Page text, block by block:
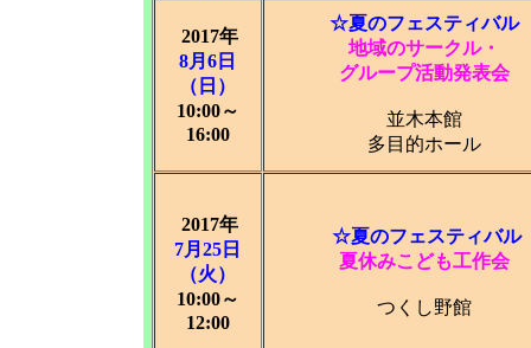
2017年
8月6日
（日）
10:00～
16:00
☆夏のフェスティバル
地域のサークル・
グループ活動発表会
並木本館
多目的ホール
2017年
7月25日
（火）
10:00～
12:00
☆夏のフェスティバル
夏休みこども工作会
つくし野館